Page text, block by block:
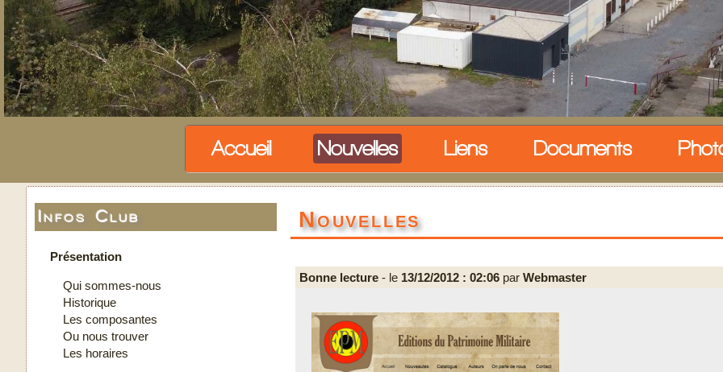
Accueil Nouvelles Liens Documents
Infos Club
Présentation
Qui sommes-nous
Historique
Les composantes
Ou nous trouver
Les horaires
Nouvelles
Bonne lecture - le 13/12/2012 : 02:06 par Webmaster